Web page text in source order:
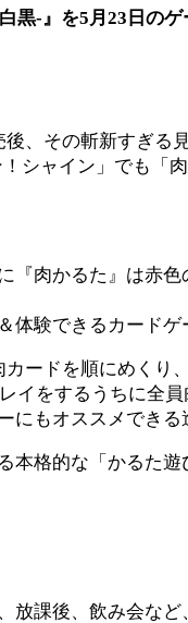
黒-』を5月23日の
、その斬新すぎる
シャイン」でも「
『肉かるた』は赤
験できるカードゲ
ードを順にめくり
イをするうちに全
もオススメできる
本格的な「かるた遊
課後、飲み会など